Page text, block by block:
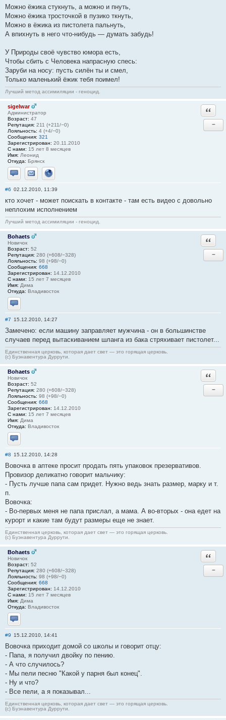
Можно ёжика стукнуть, а можно и пнуть,
Можно ёжика тросточкой в пузико ткнуть,
Можно в ёжика из пистолета пальнуть,
А впихнуть в него что-нибудь — думать забудь!
У Природы своё чувство юмора есть,
Чтобы сбить с Человека напрасную спесь:
Заруби на носу: пусть силён ты и смел,
Только маленький ёжик тебя поимел!
Лучший метод ассимиляции - геноцид.
sigelwar
Администратор
Возраст: 47
Репутация: 211 (+211/−0)
Лояльность: 4 (+4/−0)
Сообщения: 321
Зарегистрирован: 20.11.2010
С нами: 15 лет 8 месяцев
Имя: Леонид
Откуда: Брянск
Отправить личное сообщение
Отправить email
Сайт
−
#6 02.12.2010, 11:39
кто хочет - может поискать в контакте - там есть видео с довольно
неплохим исполнением
Лучший метод ассимиляции - геноцид.
Bohaets
Новичок
Возраст: 52
Репутация: 280 (+608/−328)
Лояльность: 98 (+98/−0)
Сообщения: 668
Зарегистрирован: 14.12.2010
С нами: 15 лет 7 месяцев
Имя: Дима
Откуда: Владивосток
Отправить личное сообщение
−
#7 15.12.2010, 14:27
Замечено: если машину заправляет мужчина - он в большинстве
случаев перед вытаскиванием шланга из бака стряхивает пистолет...
Единственная церковь, которая дает свет — это горящая церковь.
(с) Буэнавентура Дуррути.
Bohaets
Новичок
Возраст: 52
Репутация: 280 (+608/−328)
Лояльность: 98 (+98/−0)
Сообщения: 668
Зарегистрирован: 14.12.2010
С нами: 15 лет 7 месяцев
Имя: Дима
Откуда: Владивосток
Отправить личное сообщение
−
#8 15.12.2010, 14:28
Вовочка в аптеке просит продать пять упаковок презервативов.
Провизор деликатно говорит мальчику:
- Пусть лучше папа сам придет. Нужно ведь знать размер, марку и т.
п.
Вовочка:
- Во-первых меня не папа прислал, а мама. А во-вторых - она едет на
курорт и какие там будут размеры еще не знает.
Единственная церковь, которая дает свет — это горящая церковь.
(с) Буэнавентура Дуррути.
Bohaets
Новичок
Возраст: 52
Репутация: 280 (+608/−328)
Лояльность: 98 (+98/−0)
Сообщения: 668
Зарегистрирован: 14.12.2010
С нами: 15 лет 7 месяцев
Имя: Дима
Откуда: Владивосток
Отправить личное сообщение
−
#9 15.12.2010, 14:41
Вовочка приходит домой со школы и говорит отцу:
- Папа, я получил двойку по пению.
- А что случилось?
- Мы пели песню "Какой у парня был конец".
- Ну и что?
- Все пели, а я показывал...
Единственная церковь, которая дает свет — это горящая церковь.
(с) Буэнавентура Дуррути.